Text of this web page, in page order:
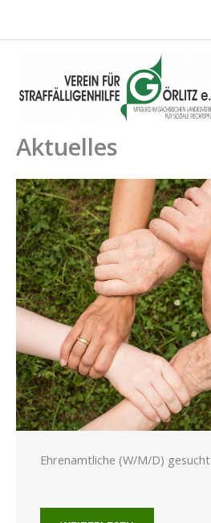
springen
Aktuelles
Ehrenamtliche (W/M/D) gesucht